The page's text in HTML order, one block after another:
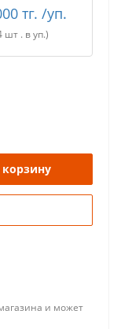
тг. /уп.
шт . в уп.)
корзину
и может